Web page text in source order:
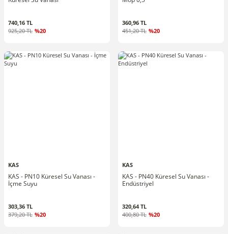
740,16 TL
925,20 TL %20
360,96 TL
451,20 TL %20
KAS
KAS - PN10 Küresel Su Vanası -
İçme Suyu
303,36 TL
379,20 TL %20
KAS
KAS - PN40 Küresel Su Vanası -
Endüstriyel
320,64 TL
400,80 TL %20